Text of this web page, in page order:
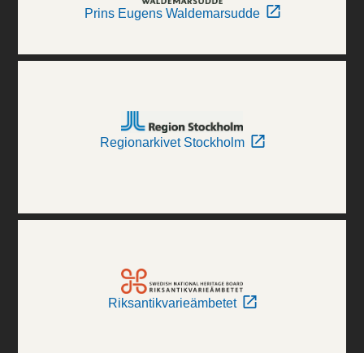
Prins Eugens Waldemarsudde
Regionarkivet Stockholm
Riksantikvarieämbetet